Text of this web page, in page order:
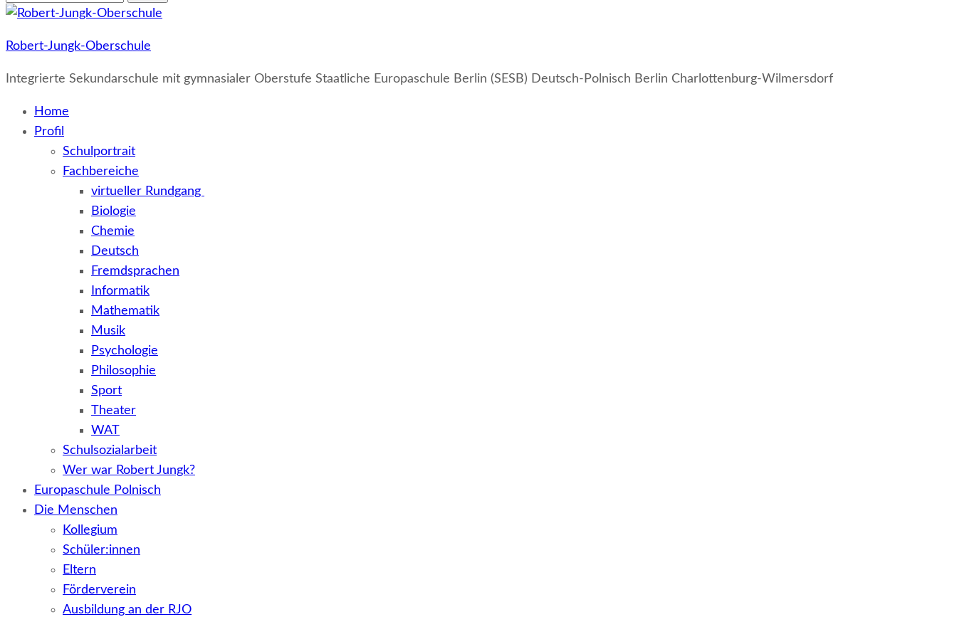
nach:
Robert-Jungk-Oberschule
Integrierte Sekundarschule mit gymnasialer Oberstufe Staatliche Europaschule Berlin (SESB) Deutsch-Polnisch Berlin Charlottenburg-Wilmersdorf
Home
Profil
Schulportrait
Fachbereiche
virtueller Rundgang
Biologie
Chemie
Deutsch
Fremdsprachen
Informatik
Mathematik
Musik
Psychologie
Philosophie
Sport
Theater
WAT
Schulsozialarbeit
Wer war Robert Jungk?
Europaschule Polnisch
Die Menschen
Kollegium
Schüler:innen
Eltern
Förderverein
Ausbildung an der RJO